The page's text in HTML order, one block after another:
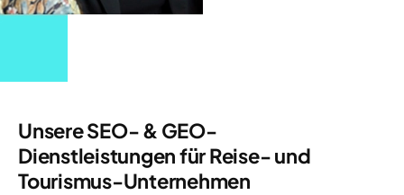
Unsere SEO- & GEO-
Dienstleistungen für Reise- und
Tourismus-Unternehmen